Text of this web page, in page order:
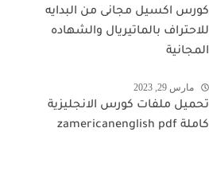
كورس اكسيل مجانى من البدايه
للاحتراف بالماتيريال والشهاده
المجانية
مارس 29, 2023
تحميل ملفات كورس الانجليزية
كاملة zamericanenglish pdf